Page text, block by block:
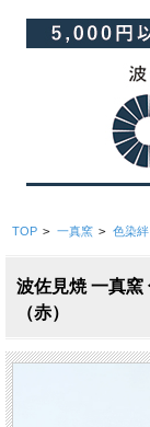
TOP > 一真窯 > 色染絆
波佐見焼 一真
（赤）